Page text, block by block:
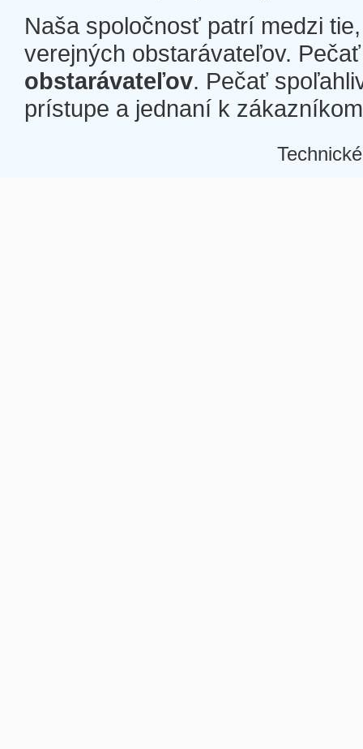
Naša spoločnosť patrí medzi
verejných obstarávateľov.
obstarávateľov. Pečať
prístupe a jednaní k